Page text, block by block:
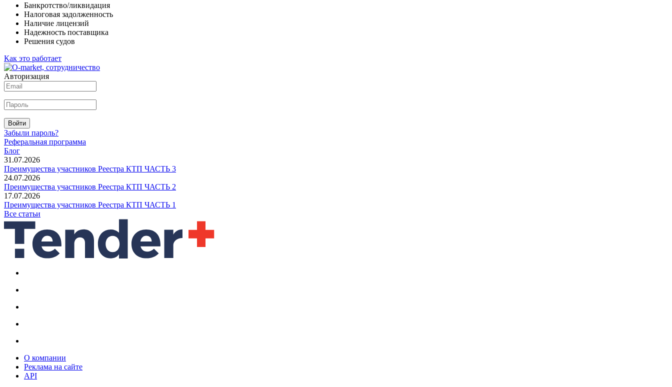
Банкротство/ликвидация
Налоговая задолженность
Наличие лицензий
Надежность поставщика
Решения судов
Как это работает
Авторизация
Войти
Забыли пароль?
Реферальная программа
Блог
31.07.2026
Преимущества участников Реестра КТП ЧАСТЬ 3
24.07.2026
Преимущества участников Реестра КТП ЧАСТЬ 2
17.07.2026
Преимущества участников Реестра КТП ЧАСТЬ 1
Все статьи
О компании
Реклама на сайте
API